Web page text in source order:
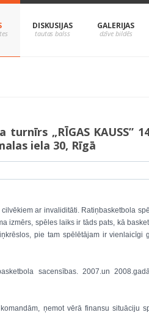
DISKUSIJAS GALERIJAS
„RĪGAS KAUSS”
iela 30, Rīgā
ar invaliditāti. Ratiņbasketbola
izmērs, spēles laiks ir tāds pats, kā
pie tam spēlētājam ir vienlaicīgi
sacensības. 2007.un
ņemot vērā finansu situāciju